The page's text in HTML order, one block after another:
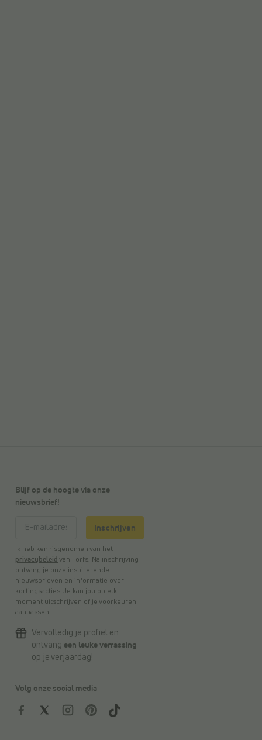
Blijf op de hoogte via onze
nieuwsbrief!
Inschrijven
Ik heb kennisgenomen van het
privacybeleid van Torfs. Na inschrijving
ontvang je onze inspirerende
nieuwsbrieven en informatie over
kortingsacties. Je kan jou op elk
moment uitschrijven of je voorkeuren
aanpassen.
Vervolledig je profiel en
ontvang een leuke verrassing
op je verjaardag!
Volg onze social media